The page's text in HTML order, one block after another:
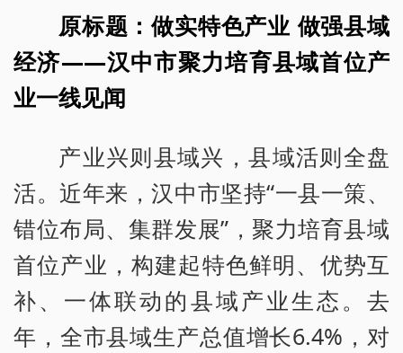
原标题：做实特色产业 做强县域
经济——汉中市聚力培育县域首位产
业一线见闻
产业兴则县域兴，县域活则全盘
活。近年来，汉中市坚持“一县一策、
错位布局、集群发展”，聚力培育县域
首位产业，构建起特色鲜明、优势互
补、一体联动的县域产业生态。去
年，全市县域生产总值增长6.4%，对